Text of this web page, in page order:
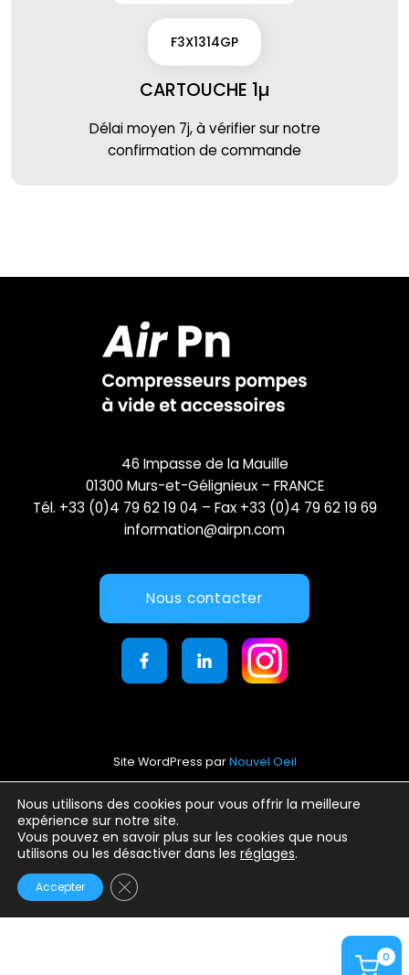
0
F3X1314GP
CARTOUCHE 1µ
Délai moyen 7j, à vérifier sur notre
confirmation de commande
Nous utilisons des cookies pour vous offrir la meilleure
expérience sur notre site.
Vous pouvez en savoir plus sur les cookies que nous
utilisons ou les désactiver dans les réglages.
Accepter Fermer la bannière des cookies GDPR
46 Impasse de la Mauille
01300 Murs-et-Gélignieux – FRANCE
Tél. +33 (0)4 79 62 19 04 – Fax +33 (0)4 79 62 19 69
information@airpn.com
Nous contacter
Site WordPress parNouvel Oeil
Mentions légales
Conditions générales d’utilisation
Politique de confidentialité